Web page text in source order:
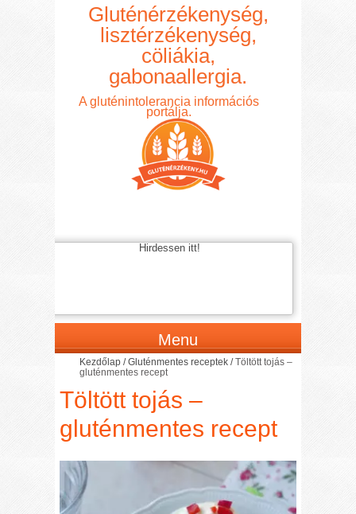
Gluténérzékenység,
lisztérzékenység,
cöliákia,
gabonaallergia.
A gluténintolerancia információs
portálja.
Hirdessen itt!
Menu
Kezdőlap /Gluténmentes receptek /Töltött tojás –
gluténmentes recept
Töltött tojás –
gluténmentes recept